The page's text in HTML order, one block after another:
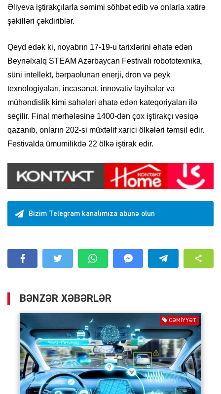
Əliyeva iştirakçılarla səmimi söhbət edib və onlarla xatirə
şəkilləri çəkdiriblər.
Qeyd edək ki, noyabrın 17-19-u tarixlərini əhatə edən
Beynəlxalq STEAM Azərbaycan Festivalı robototexnika,
süni intellekt, bərpaolunan enerji, dron və peyk
texnologiyaları, incəsənət, innovativ layihələr və
mühəndislik kimi sahələri əhatə edən kateqoriyaları ilə
seçilir. Final mərhələsinə 1400-dən çox iştirakçı vəsiqə
qazanıb, onların 202-si müxtəlif xarici ölkələri təmsil edir.
Festivalda ümumilikdə 22 ölkə iştirak edir.
Bizim Telegram kanalımıza abunə olun
BƏNZƏR XƏBƏRLƏR
CƏMIYYƏT